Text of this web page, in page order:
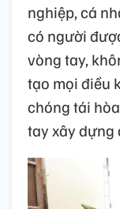
nghiệp, cá
có người
vòng tay,
tạo mọi điều
chóng tái
tay xây dựng